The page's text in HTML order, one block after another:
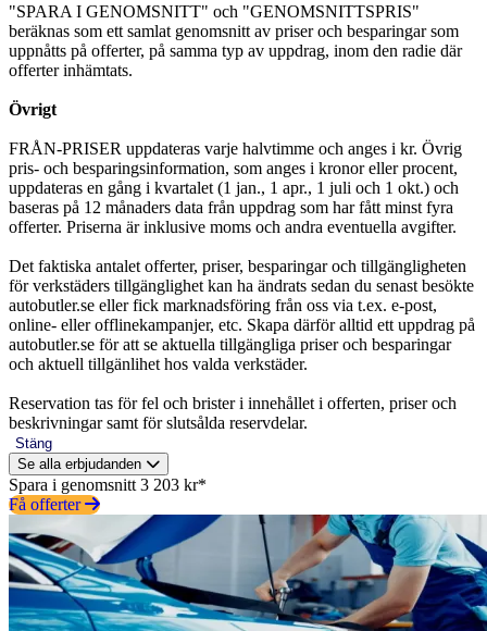
"SPARA I GENOMSNITT" och "GENOMSNITTSPRIS"
beräknas som ett samlat genomsnitt av priser och besparingar som
uppnåtts på offerter, på samma typ av uppdrag, inom den radie där
offerter inhämtats.
Övrigt
FRÅN-PRISER uppdateras varje halvtimme och anges i kr. Övrig
pris- och besparingsinformation, som anges i kronor eller procent,
uppdateras en gång i kvartalet (1 jan., 1 apr., 1 juli och 1 okt.) och
baseras på 12 månaders data från uppdrag som har fått minst fyra
offerter. Priserna är inklusive moms och andra eventuella avgifter.
Det faktiska antalet offerter, priser, besparingar och tillgängligheten
för verkstäders tillgänglighet kan ha ändrats sedan du senast besökte
autobutler.se eller fick marknadsföring från oss via t.ex. e-post,
online- eller offlinekampanjer, etc. Skapa därför alltid ett uppdrag på
autobutler.se för att se aktuella tillgängliga priser och besparingar
och aktuell tillgänlihet hos valda verkstäder.
Reservation tas för fel och brister i innehållet i offerten, priser och
beskrivningar samt för slutsålda reservdelar.
Stäng
Se alla erbjudanden
Spara i genomsnitt 3 203 kr*
Få offerter